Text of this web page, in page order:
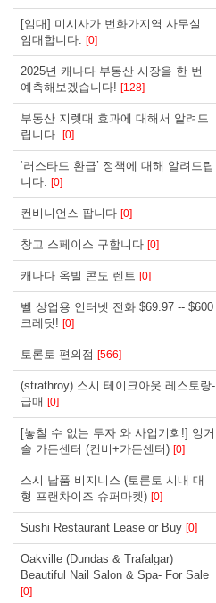
[임대] 미시사가 번화가지역 사무실
임대합니다. [0]
2025년 캐나다 부동산 시장을 한 번
예측해보겠습니다! [128]
부동산 지렛대 효과에 대해서 알려드
립니다. [0]
‘러스타드 환급’ 정책에 대해 알려드립
니다. [0]
컨비니언스 팝니다 [0]
창고 스페이스 구합니다 [0]
캐나다 옥빌 콘도 렌트 [0]
벨 상업용 인터넷 전화 $69.97 -- $600
크레딧! [0]
토론토 편의점 [566]
(strathroy) 스시 테이크아웃 레스토랑-
급매 [0]
[놓칠 수 없는 투자 와 사업기회!] 잉거
솔 가든센터 (컨비+가든센터) [0]
스시 납품 비지니스 (토론토 시내 대
형 프랜차이즈 슈퍼마켓) [0]
Sushi Restaurant Lease or Buy [0]
Oakville (Dundas & Trafalgar)
Beautiful Nail Salon & Spa- For Sale
[0]